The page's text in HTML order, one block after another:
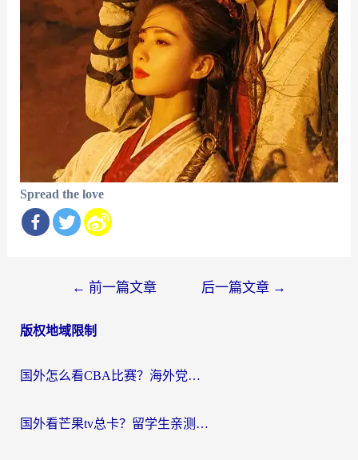
Spread the love
导
← 前一篇文章 后一篇文章 →
版权地域限制
国外怎么看CBA比赛？海外党专属体育直播指南，告别地区限制看球自由
国外看芒果tv总卡？留学生亲测：3步解决地域限制+流畅追剧攻略